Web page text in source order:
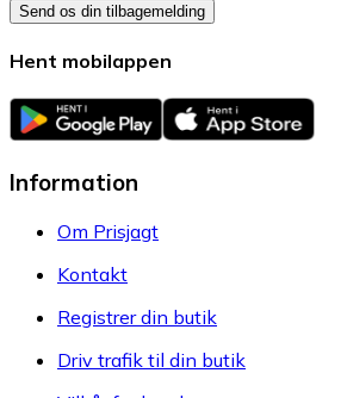
Send os din tilbagemelding
Hent mobilappen
Information
Om Prisjagt
Kontakt
Registrer din butik
Driv trafik til din butik